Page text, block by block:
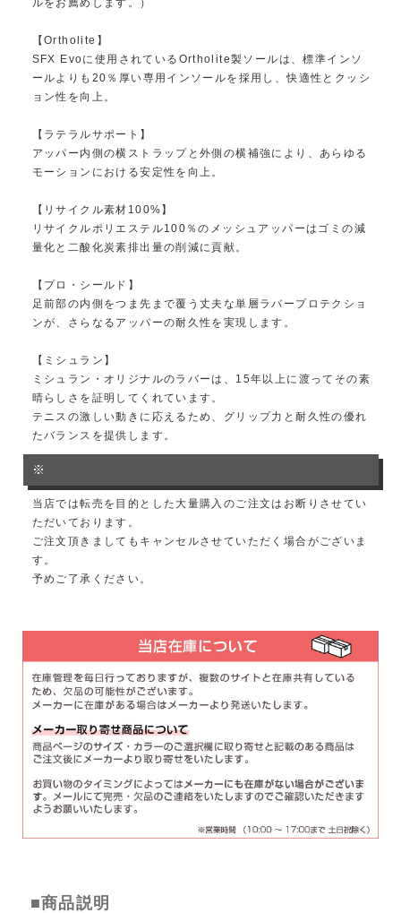
ルをお薦めします。）
【Ortholite】
SFX Evoに使用されているOrtholite製ソールは、標準インソ
ールよりも20％厚い専用インソールを採用し、快適性とクッシ
ョン性を向上。
【ラテラルサポート】
アッパー内側の横ストラップと外側の横補強により、あらゆる
モーションにおける安定性を向上。
【リサイクル素材100%】
リサイクルポリエステル100％のメッシュアッパーはゴミの減
量化と二酸化炭素排出量の削減に貢献。
【プロ・シールド】
足前部の内側をつま先まで覆う丈夫な単層ラバープロテクショ
ンが、さらなるアッパーの耐久性を実現します。
【ミシュラン】
ミシュラン・オリジナルのラバーは、15年以上に渡ってその素
晴らしさを証明してくれています。
テニスの激しい動きに応えるため、グリップ力と耐久性の優れ
たバランスを提供します。
※
当店では転売を目的とした大量購入のご注文はお断りさせてい
ただいております。
ご注文頂きましてもキャンセルさせていただく場合がございま
す。
予めご了承ください。
■商品説明